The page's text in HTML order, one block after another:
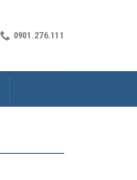
0901.276.111